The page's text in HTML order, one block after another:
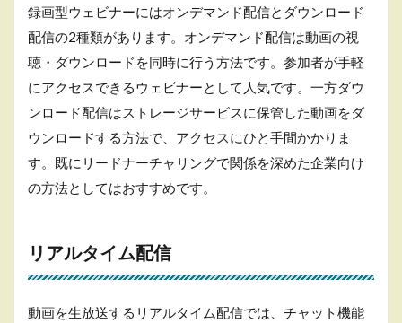
4.2.3
③課題
の共有
説明
部
コン
テン
ツ
解決策
を提示
②商
録画型ウェビナーにはオンデマンド配信とダウンロード
配信の2種類があります。オンデマンド配信は動画の視
聴・ダウンロードを同時に行う方法です。参加者が手軽
にアクセスできるウェビナーとして人気です。一方ダウ
ンロード配信はストレージサービスに保管した動画をダ
ウンロードする方法で、アクセスにひと手間かかりま
す。既にリードナーチャリングで関係を深めた企業向け
の方法としてはおすすめです。
リアルタイム配信
動画を生放送するリアルタイム配信では、チャット機能